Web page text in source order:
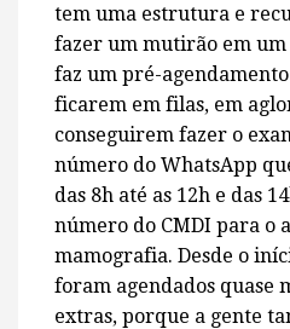
tem uma estrutura e
fazer um mutirão em um
faz um pré-agendamento
ficarem em filas, em
conseguirem fazer o
número do WhatsApp
das 8h até as 12h e das
número do CMDI para o
mamografia. Desde o
foram agendados quase
extras, porque a gente